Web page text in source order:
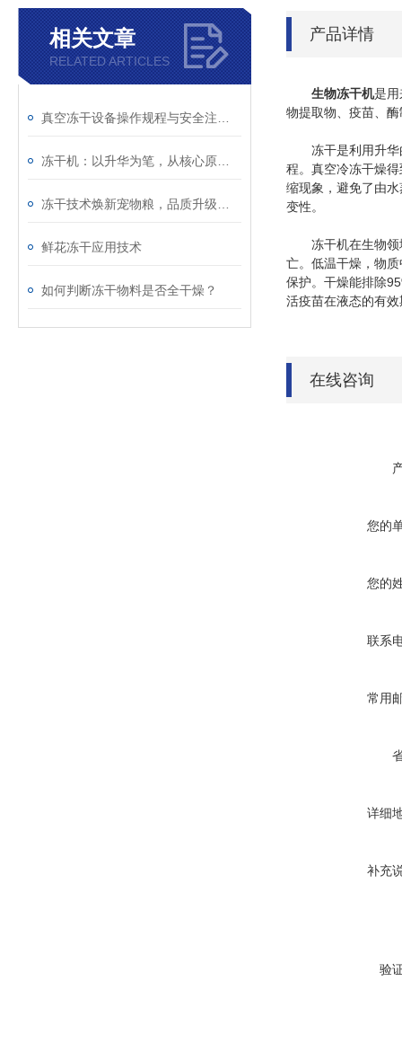
相关文章
RELATED ARTICLES
鲜花冻干应用技术
如何判断冻干物料是否全干燥？
产品详情
生物冻干机是用
物提取物、疫苗、
冻干是利用升华的
程。真空冷冻干燥
缩现象，避免了由
变性。
冻干机在生物领域
亡。低温干燥，物
保护。干燥能排除
活疫苗在液态的有
在线咨询
您的
您的
联系
常用
详细
补充
验